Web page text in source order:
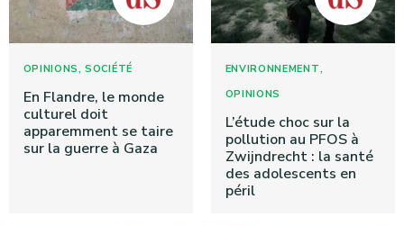
OPINIONS,SOCIÉTÉ
En Flandre, le monde
culturel doit
apparemment se taire
sur la guerre à Gaza
ENVIRONNEMENT,
OPINIONS
L’étude choc sur la
pollution au PFOS à
Zwijndrecht : la santé
des adolescents en
péril